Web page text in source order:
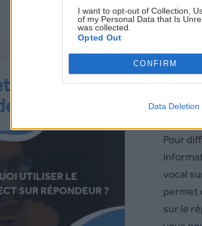
I want to opt-out of Collection,
of my Personal Data that Is
was collected.
Opted Out
CONFIRM
Data Deletion
comment utiliser le
Pour
vocal
permet
sur le